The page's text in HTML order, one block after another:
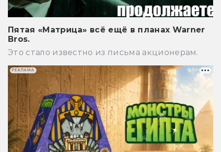
Пятая «Матрица» всё ещё в планах Warner
Bros.
Это стало известно из письма акционерам.
РЕКЛАМА